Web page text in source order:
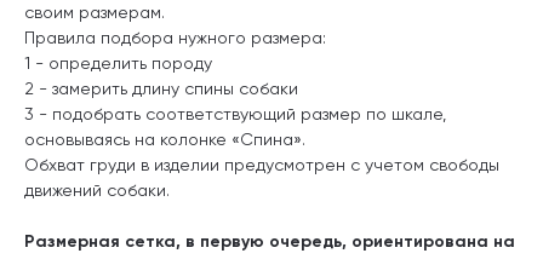
своим размерам.
Правила подбора нужного размера:
1 - определить породу
2 - замерить длину спины собаки
3 - подобрать соответствующий размер по шкале,
основываясь на колонке «Спина».
Обхват груди в изделии предусмотрен с учетом свободы
движений собаки.
Размерная сетка, в первую очередь, ориентирована на